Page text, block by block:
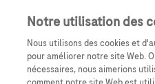
Notre utilisation des
Nous utilisons des cookies et
pour améliorer notre site Web.
nécessaires, nous aimerions